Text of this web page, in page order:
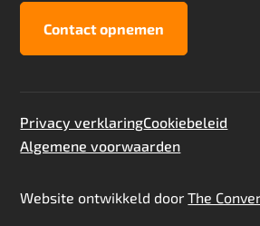
Contact opnemen
Privacy verklaringCookiebeleid
Algemene voorwaarden
Website ontwikkeld doorThe